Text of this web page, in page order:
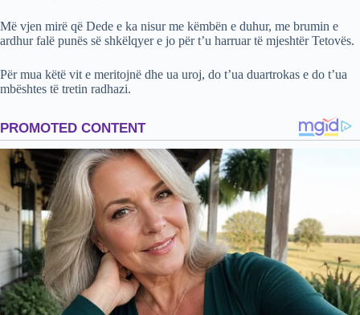
Më vjen mirë që Dede e ka nisur me këmbën e duhur, me brumin e
ardhur falë punës së shkëlqyer e jo për t’u harruar të mjeshtër Tetovës.
Për mua këtë vit e meritojnë dhe ua uroj, do t’ua duartrokas e do t’ua
mbështes të tretin radhazi.